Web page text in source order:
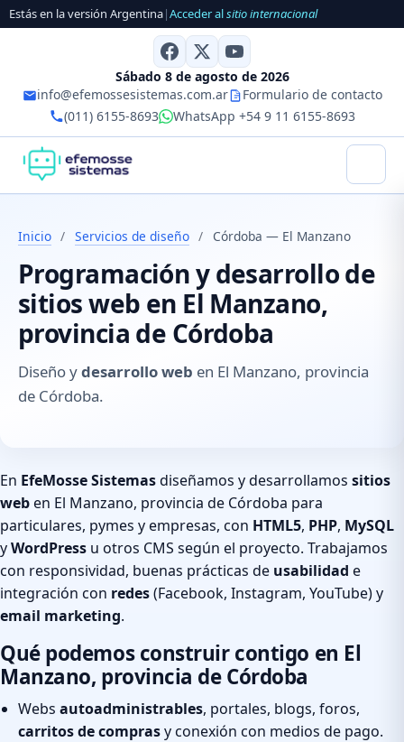
Estás en la versión Argentina|Acceder alsitio internacional
Sábado 8 de agosto de 2026
info@efemossesistemas.com.ar
Formulario de contacto
(011) 6155-8693
WhatsApp +54 9 11 6155-8693
Inicio / Servicios de diseño / Córdoba — El Manzano
Programación y desarrollo de
sitios web en El Manzano,
provincia de Córdoba
Diseño ydesarrollo web en El Manzano, provincia
de Córdoba.
En EfeMosse Sistemasdiseñamos y desarrollamos sitios
weben El Manzano, provincia de Córdoba para
particulares, pymes y empresas, con HTML5, PHP, MySQL
yWordPress u otros CMS según el proyecto. Trabajamos
con responsividad, buenas prácticas de usabilidad e
integración con redes(Facebook, Instagram, YouTube) y
email marketing.
Qué podemos construir contigo en El
Manzano, provincia de Córdoba
Webs autoadministrables, portales, blogs, foros,
carritos de comprasy conexión con medios de pago.